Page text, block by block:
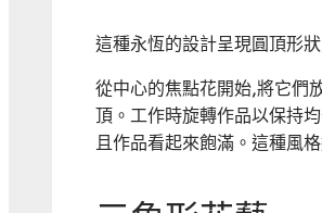
這種永恆的設計呈現圓頂形
從中心的焦點花開始,將它們
頂。工作時旋轉作品以保持
且作品看起來飽滿。這種風